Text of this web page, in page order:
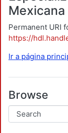
Permanent URI
https://
Ir a página
Browse